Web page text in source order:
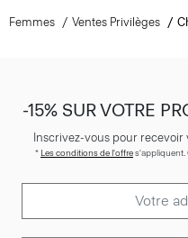
Femmes Ventes Privilèges
-15% SUR VOTRE
Inscrivez-vous pour recevoir
* Les conditions de l'offres'appliquent.